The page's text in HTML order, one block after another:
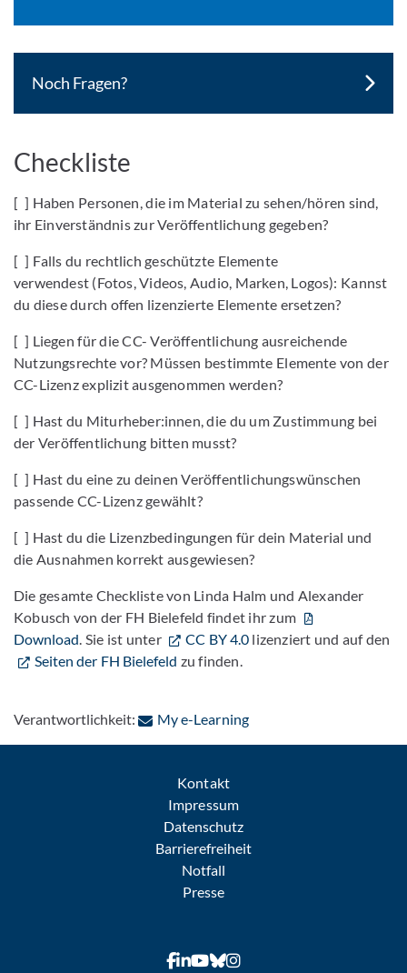
Noch Fragen?
Checkliste
[ ] Haben Personen, die im Material zu sehen/hören sind,
ihr Einverständnis zur Veröffentlichung gegeben?
[ ] Falls du rechtlich geschützte Elemente
verwendest (Fotos, Videos, Audio, Marken, Logos): Kannst
du diese durch offen lizenzierte Elemente ersetzen?
[ ] Liegen für die CC- Veröffentlichung ausreichende
Nutzungsrechte vor? Müssen bestimmte Elemente von der
CC-Lizenz explizit ausgenommen werden?
[ ] Hast du Miturheber:innen, die du um Zustimmung bei
der Veröffentlichung bitten musst?
[ ] Hast du eine zu deinen Veröffentlichungswünschen
passende CC-Lizenz gewählt?
[ ] Hast du die Lizenzbedingungen für dein Material und
die Ausnahmen korrekt ausgewiesen?
Die gesamte Checkliste von Linda Halm und Alexander
Kobusch von der FH Bielefeld findet ihr zum
Download. Sie ist unter CC BY 4.0lizenziert und auf den
Seiten der FH Bielefeld zu finden.
Verantwortlichkeit: My e-Learning: Per E-Mail kontaktieren
Kontakt
Impressum
Datenschutz
Barrierefreiheit
Notfall
Presse